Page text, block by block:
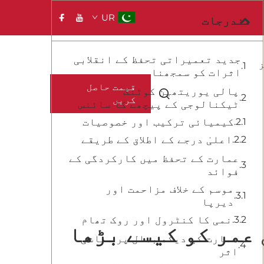
UR
قیمت حاصل
کریں
کو کیسے بڑھا
مندرجات
جدید تعمیراتی تحفظ کے انقلابی
اثرات کو سمجھنا
پالی یوریتھین کوٹنگ
ٹیکنالوجی کے پیچھے کا سائنس
کیمیائی ترکیب اور خصوصیات
اعلیٰ درجے کے اطلاق کے طریقے
عمارت کے تحفظ میں کارکردگی کے
فوائد
موسم کے خلاف مزاحمت اور
دیرپا
نمی کا کنٹرول اور روک تھام
عمارت کی دیکھ بھال پر معاشی
اثر